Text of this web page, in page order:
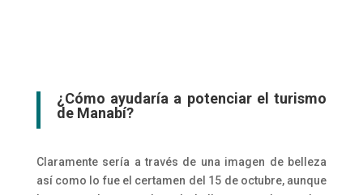
¿Cómo ayudaría a potenciar el turismo
de Manabí?
Claramente sería a través de una imagen de belleza
así como lo fue el certamen del 15 de octubre, aunque